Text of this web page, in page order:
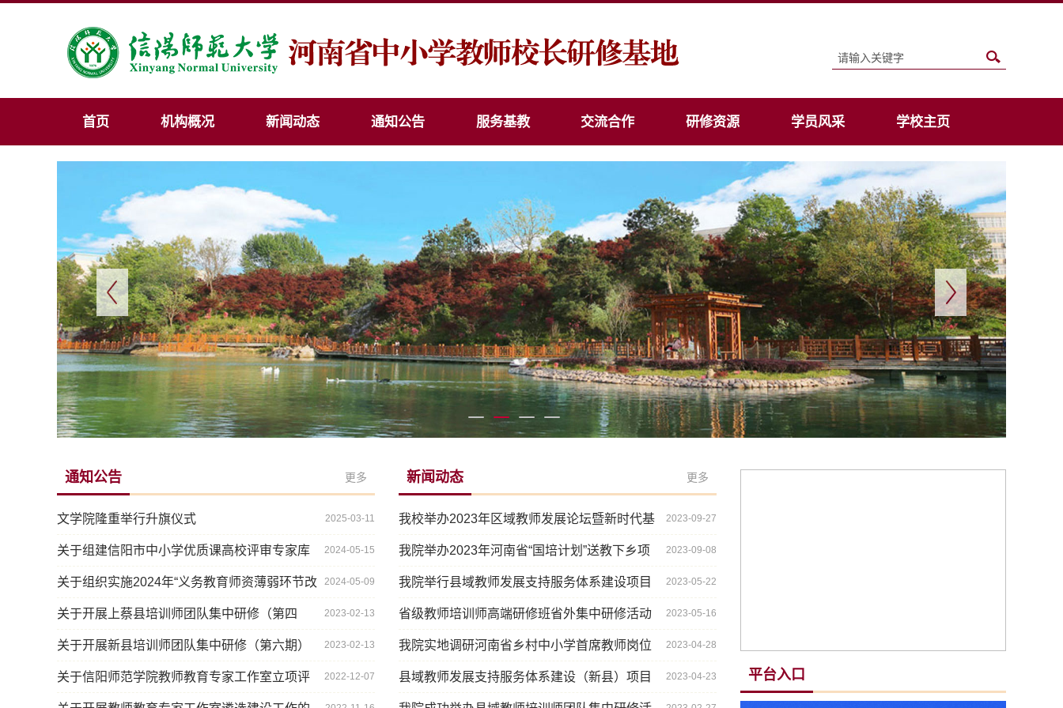
首页 机构概况 新闻动态 通知公告 服务基教 交流合作 研修资源 学员风采 学校主页
通知公告 更多
2025-03-11
文学院隆重举行升旗仪式
2024-05-15
关于组建信阳市中小学优质课高校评审专家库
的通知 2024-05-09
关于组织实施2024年“义务教育师资薄弱环节改
善暨中小学教师素质提升工程”项目的... 2023-02-13
关于开展上蔡县培训师团队集中研修（第四
期）活动的 通知 2023-02-13
关于开展新县培训师团队集中研修（第六期）
活动的通知 2022-12-07
关于信阳师范学院教师教育专家工作室立项评
新闻动态 更多
2023-09-27
我校举办2023年区域教师发展论坛暨新时代基
础教育“强师计划”工作会 2023-09-08
我院举办2023年河南省“国培计划”送教下乡项
目首席专家专题研修班 2023-05-22
我院举行县域教师发展支持服务体系建设项目
联合教研活动 2023-05-16
省级教师培训师高端研修班省外集中研修活动
顺利举行 2023-04-28
我院实地调研河南省乡村中小学首席教师岗位
计划实施情况 2023-04-23
县域教师发展支持服务体系建设（新县）项目 平台入口